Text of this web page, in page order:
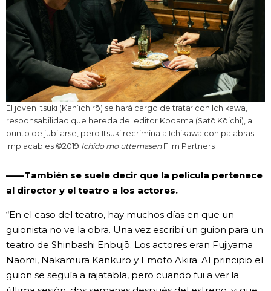
El joven Itsuki (Kan’ichirō) se hará cargo de tratar con Ichikawa,
responsabilidad que hereda del editor Kodama (Satō Kōichi), a
punto de jubilarse, pero Itsuki recrimina a Ichikawa con palabras
implacables ©2019 Ichido mo uttemasen Film Partners
——También se suele decir que la película pertenece
al director y el teatro a los actores.
“En el caso del teatro, hay muchos días en que un
guionista no ve la obra. Una vez escribí un guion para un
teatro de Shinbashi Enbujō. Los actores eran Fujiyama
Naomi, Nakamura Kankurō y Emoto Akira. Al principio el
guion se seguía a rajatabla, pero cuando fui a ver la